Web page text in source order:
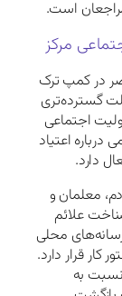
است.
مرکز
در کمپ ترک
گسترده‌تری
اجتماعی
اعتیاد
دارد.
معلمان و
علائم
محلی
کار قرار دارد.
به